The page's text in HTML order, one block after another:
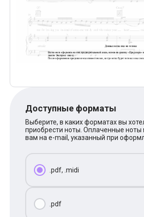
XOLIDAYBOY
Ваня Дмитриенко
Анна Герман
Полина Гагарина
Монеточка
Ласковый Май
BTS
Billie Eilish
Макс Корж
Алена Швец
Michael Jackson
Modern Talking
BEARWOLF
Олег Газманов
Юрий Шатунов
Доступные форматы
Выберите, в каких форматах вы
приобрести ноты. Оплаченные
вам на e-mail, указанный при
.pdf, .midi
.pdf